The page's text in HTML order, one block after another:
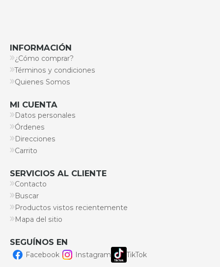
INFORMACIÓN
¿Cómo comprar?
Términos y condiciones
Quienes Somos
MI CUENTA
Datos personales
Órdenes
Direcciones
Carrito
SERVICIOS AL CLIENTE
Contacto
Buscar
Productos vistos recientemente
Mapa del sitio
SEGUÍNOS EN
Facebook Instagram TikTok